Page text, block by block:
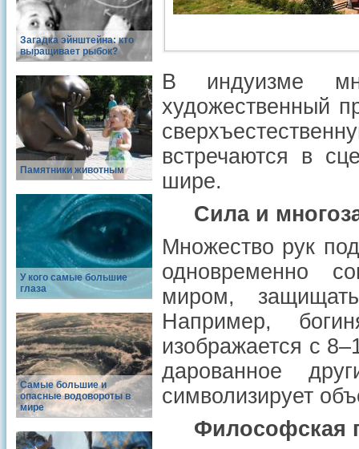
Загадка эйнштейна: кто
выращивает рыбок?
Памятники животным
У кого самые большие
глаза
Самые большие и
опасные водовороты в
мире
В индуизме
художественный
встречаются в
шире.
Сила и
Множество рук
одновременно
миром,
Например,
изображается с
дарованное
символизирует
Философская